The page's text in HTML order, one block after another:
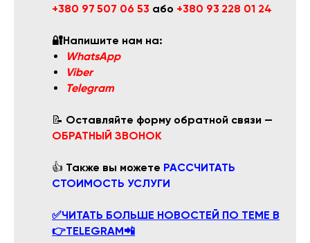
+380 97 507 06 53 або +380 93 228 01 24
🔐Напишите нам на:
WhatsApp
Viber
Telegram
📝 Оставляйте форму обратной связи —
ОБРАТНЫЙ ЗВОНОК
👍 Также вы можете РАССЧИТАТЬ
СТОИМОСТЬ УСЛУГИ
✅ЧИТАТЬ БОЛЬШЕ НОВОСТЕЙ ПО ТЕМЕ В
👉TELEGRAM📲